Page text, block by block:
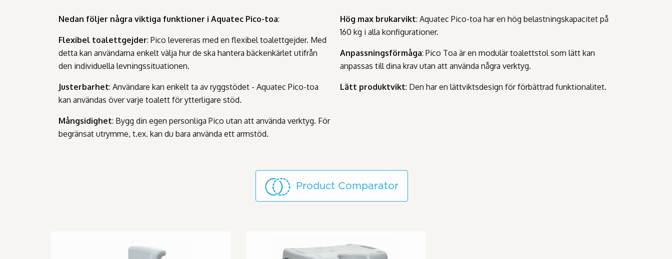
Nedan följer några viktiga funktioner i Aquatec Pico-toa:
Flexibel toalettgejder: Pico levereras med en flexibel toalettgejder. Med
detta kan användarna enkelt välja hur de ska hantera bäckenkärlet utifrån
den individuella levningssituationen.
Justerbarhet: Användare kan enkelt ta av ryggstödet - Aquatec Pico-toa
kan användas över varje toalett för ytterligare stöd.
Mångsidighet: Bygg din egen personliga Pico utan att använda verktyg. För
begränsat utrymme, t.ex. kan du bara använda ett armstöd.
Hög max brukarvikt: Aquatec Pico-toa har en hög belastningskapacitet på
160 kg i alla konfigurationer.
Anpassningsförmåga: Pico Toa är en modulär toalettstol som lätt kan
anpassas till dina krav utan att använda några verktyg.
Lätt produktvikt: Den har en lättviktsdesign för förbättrad funktionalitet.
Product Comparator